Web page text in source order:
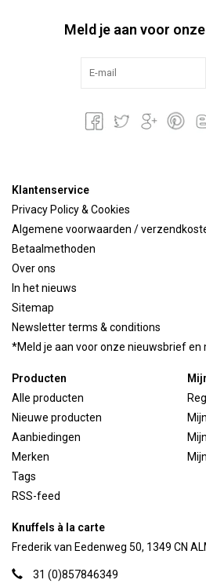
Meld je aan voor
Klantenservice
Privacy Policy & Cookies
Algemene voorwaarden /
Betaalmethoden
Over ons
In het nieuws
Sitemap
Newsletter terms & conditions
*Meld je aan voor onze nieuwsbrief
Producten
Alle producten
Nieuwe producten
Aanbiedingen
Merken
Tags
RSS-feed
Knuffels à la carte
Frederik van Eedenweg 50, 1349 CN
31 (0)857846349